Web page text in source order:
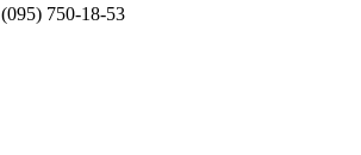
(095) 750-18-53